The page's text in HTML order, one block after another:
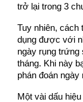
trở lại trong 3
Tuy nhiên, cách
dụng được với
ngày rụng trứng
tháng. Khi này
phán đoán ngày
Một vài dấu